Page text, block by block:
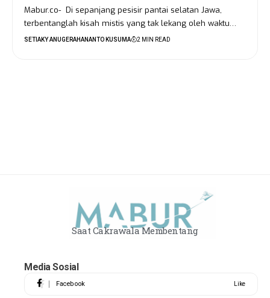
Mabur.co- Di sepanjang pesisir pantai selatan Jawa,
terbentanglah kisah mistis yang tak lekang oleh waktu…
SETIAKY ANUGERAHANANTO KUSUMA 2 MIN READ
Saat Cakrawala Membentang
Media Sosial
Facebook Like